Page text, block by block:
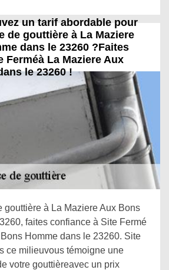
un tarif abordable pour
de gouttière à La Maziere
dans le 23260 ?Faites
Ferméà La Maziere Aux
le 23260 !
gouttière à La Maziere Aux Bons
faites confiance à Site Fermé
Homme dans le 23260. Site
ce milieuvous témoigne une
votre gouttièreavec un prix